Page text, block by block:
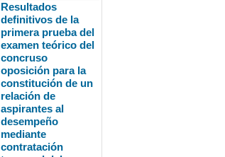
Resultados
definitivos de la
primera prueba del
examen teórico del
concruso
oposición para la
constitución de un
relación de
aspirantes al
desempeño
mediante
contratación